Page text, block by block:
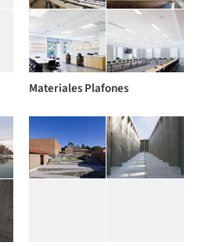
Materiales Plafones